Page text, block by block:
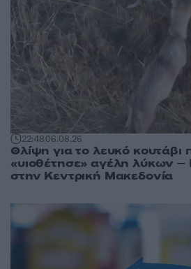
22:4806.08.26
Θλίψη για το λευκό κουτάβι
«υιοθέτησε» αγέλη λύκων
στην Κεντρική Μακεδονία